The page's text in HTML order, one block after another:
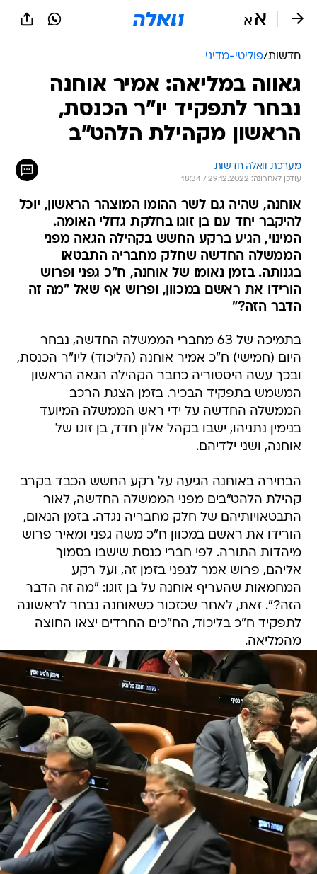
חדשות/פוליטי-מדיני
גאווה במליאה: אמיר אוחנה
נבחר לתפקיד יו"ר הכנסת,
הראשון מקהילת הלהט"ב
מערכת וואלה חדשות
עודכן לאחרונה: 29.12.2022 / 18:34
אוחנה, שהיה גם לשר ההומו המוצהר הראשון, יוכל
להיקבר יחד עם בן זוגו בחלקת גדולי האומה.
המינוי, הגיע ברקע החשש בקהילה הגאה מפני
הממשלה החדשה שחלק מחבריה התבטאו
בגנותה. בזמן נאומו של אוחנה, ח"כ גפני ופרוש
הורידו את ראשם במכוון, ופרוש אף שאל "מה זה
הדבר הזה?"
בתמיכה של 63 מחברי הממשלה החדשה, נבחר
היום (חמישי) ח"כ אמיר אוחנה (הליכוד) ליו"ר הכנסת,
ובכך עשה היסטוריה כחבר הקהילה הגאה הראשון
המשמש בתפקיד הבכיר. בזמן הצגת הרכב
הממשלה החדשה על ידי ראש הממשלה המיועד
בנימין נתניהו, ישבו בקהל אלון חדד, בן זוגו של
אוחנה, ושני ילדיהם.
הבחירה באוחנה הגיעה על רקע החשש הכבד בקרב
קהילת הלהט"בים מפני הממשלה החדשה, לאור
התבטאויותיהם של חלק מחבריה נגדה. בזמן הנאום,
הורידו את ראשם במכוון ח"כ משה גפני ומאיר פרוש
מיהדות התורה. לפי חברי כנסת שישבו בסמוך
אליהם, פרוש אמר לגפני בזמן זה, ועל רקע
המחמאות שהעריף אוחנה על בן זוגו: "מה זה הדבר
הזה?". זאת, לאחר שכזכור כשאוחנה נבחר לראשונה
לתפקיד ח"כ בליכוד, הח"כים החרדים יצאו החוצה
מהמליאה.